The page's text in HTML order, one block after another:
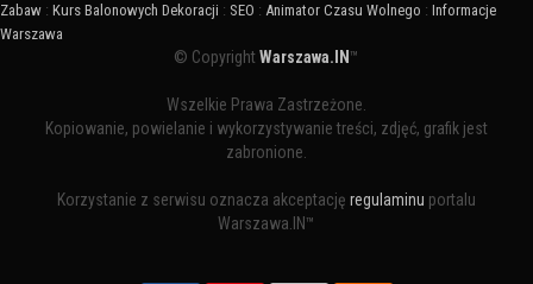
Zabaw : Kurs Balonowych Dekoracji : SEO : Animator Czasu Wolnego : Informacje
Warszawa
© CopyrightWarszawa.IN ™
Wszelkie Prawa Zastrzeżone.
Kopiowanie, powielanie i wykorzystywanie treści, zdjęć, grafik jest
zabronione.
Korzystanie z serwisu oznacza akceptację regulaminu portalu
Warszawa.IN™